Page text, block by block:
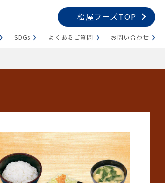
松屋フーズTOP
SDGs よくあるご質問 お問い合わせ